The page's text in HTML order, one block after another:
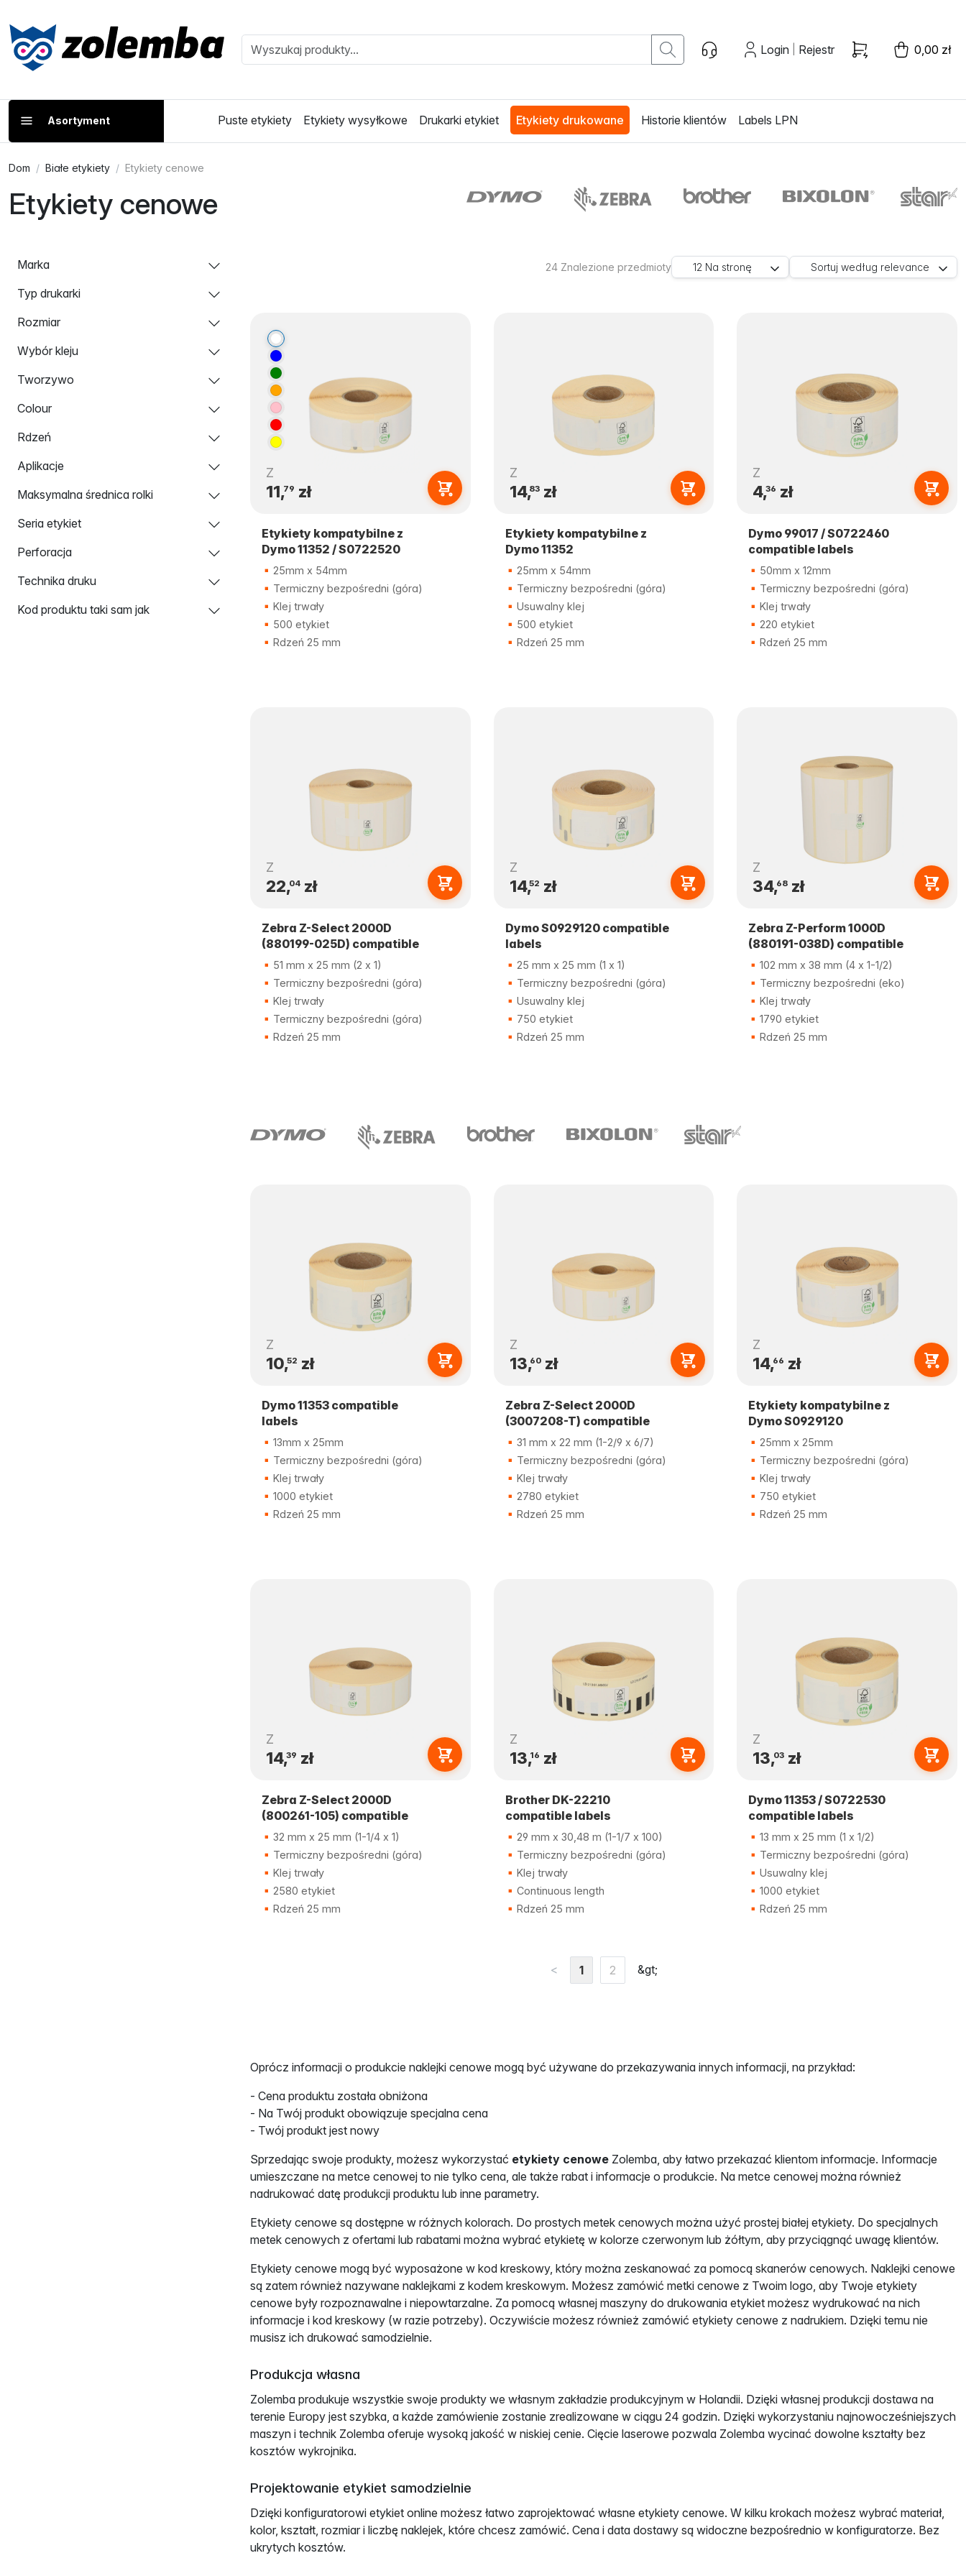
Login Rejestr 0,00 zł
Asortyment Puste etykiety Etykiety wysyłkowe Drukarki etykiet Etykiety drukowane Historie klientów Labels LPN
Dom Białe etykiety Etykiety cenowe
Etykiety cenowe
Marka
Typ drukarki
Rozmiar
Wybór kleju
Tworzywo
Colour
Rdzeń
Aplikacje
Maksymalna średnica rolki
Seria etykiet
Perforacja
Technika druku
Kod produktu taki sam jak
24 Znalezione przedmioty 12 Na stronę Sortuj według relevance
Z
11,79 zł
Etykiety kompatybilne z
Dymo 11352 / S0722520
25mm x 54mm
Termiczny bezpośredni (góra)
Klej trwały
500 etykiet
Rdzeń 25 mm
Z
14,83 zł
Etykiety kompatybilne z
Dymo 11352
25mm x 54mm
Termiczny bezpośredni (góra)
Usuwalny klej
500 etykiet
Rdzeń 25 mm
Z
4,36 zł
Dymo 99017 / S0722460
compatible labels
50mm x 12mm
Termiczny bezpośredni (góra)
Klej trwały
220 etykiet
Rdzeń 25 mm
Z
22,04zł
Zebra Z-Select 2000D
(880199-025D) compatible
51 mm x 25 mm (2 x 1)
Termiczny bezpośredni (góra)
Klej trwały
Termiczny bezpośredni (góra)
Rdzeń 25 mm
Z
14,52 zł
Dymo S0929120 compatible
labels
25 mm x 25 mm (1 x 1)
Termiczny bezpośredni (góra)
Usuwalny klej
750 etykiet
Rdzeń 25 mm
Z
34,68zł
Zebra Z-Perform 1000D
(880191-038D) compatible
102 mm x 38 mm (4 x 1-1/2)
Termiczny bezpośredni (eko)
Klej trwały
1790 etykiet
Rdzeń 25 mm
Z
10,52 zł
Dymo 11353 compatible
labels
13mm x 25mm
Termiczny bezpośredni (góra)
Klej trwały
1000 etykiet
Rdzeń 25 mm
Z
13,60 zł
Zebra Z-Select 2000D
(3007208-T) compatible
31 mm x 22 mm (1-2/9 x 6/7)
Termiczny bezpośredni (góra)
Klej trwały
2780 etykiet
Rdzeń 25 mm
Z
14,66 zł
Etykiety kompatybilne z
Dymo S0929120
25mm x 25mm
Termiczny bezpośredni (góra)
Klej trwały
750 etykiet
Rdzeń 25 mm
Z
14,39 zł
Zebra Z-Select 2000D
(800261-105) compatible
32 mm x 25 mm (1-1/4 x 1)
Termiczny bezpośredni (góra)
Klej trwały
2580 etykiet
Rdzeń 25 mm
Z
13,16 zł
Brother DK-22210
compatible labels
29 mm x 30,48 m (1-1/7 x 100)
Termiczny bezpośredni (góra)
Klej trwały
Continuous length
Rdzeń 25 mm
Z
13,03zł
Dymo 11353 / S0722530
compatible labels
13 mm x 25 mm (1 x 1/2)
Termiczny bezpośredni (góra)
Usuwalny klej
1000 etykiet
Rdzeń 25 mm
< 1 2 &gt;
Oprócz informacji o produkcie naklejki cenowe mogą być używane do przekazywania innych informacji, na przykład:
- Cena produktu została obniżona
- Na Twój produkt obowiązuje specjalna cena
- Twój produkt jest nowy
Sprzedając swoje produkty, możesz wykorzystać etykiety cenowe Zolemba, aby łatwo przekazać klientom informacje. Informacje
umieszczane na metce cenowej to nie tylko cena, ale także rabat i informacje o produkcie. Na metce cenowej można również
nadrukować datę produkcji produktu lub inne parametry.
Etykiety cenowe są dostępne w różnych kolorach. Do prostych metek cenowych można użyć prostej białej etykiety. Do specjalnych
metek cenowych z ofertami lub rabatami można wybrać etykietę w kolorze czerwonym lub żółtym, aby przyciągnąć uwagę klientów.
Etykiety cenowe mogą być wyposażone w kod kreskowy, który można zeskanować za pomocą skanerów cenowych. Naklejki cenowe
są zatem również nazywane naklejkami z kodem kreskowym. Możesz zamówić metki cenowe z Twoim logo, aby Twoje etykiety
cenowe były rozpoznawalne i niepowtarzalne. Za pomocą własnej maszyny do drukowania etykiet możesz wydrukować na nich
informacje i kod kreskowy (w razie potrzeby). Oczywiście możesz również zamówić etykiety cenowe z nadrukiem. Dzięki temu nie
musisz ich drukować samodzielnie.
Produkcja własna
Zolemba produkuje wszystkie swoje produkty we własnym zakładzie produkcyjnym w Holandii. Dzięki własnej produkcji dostawa na
terenie Europy jest szybka, a każde zamówienie zostanie zrealizowane w ciągu 24 godzin. Dzięki wykorzystaniu najnowocześniejszych
maszyn i technik Zolemba oferuje wysoką jakość w niskiej cenie. Cięcie laserowe pozwala Zolemba wycinać dowolne kształty bez
kosztów wykrojnika.
Projektowanie etykiet samodzielnie
Dzięki konfiguratorowi etykiet online możesz łatwo zaprojektować własne etykiety cenowe. W kilku krokach możesz wybrać materiał,
kolor, kształt, rozmiar i liczbę naklejek, które chcesz zamówić. Cena i data dostawy są widoczne bezpośrednio w konfiguratorze. Bez
ukrytych kosztów.